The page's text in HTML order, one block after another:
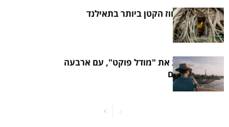
הכירו את המחוז הקטן ביותר בתאילנד
תאילנד בוחנת את "מודל פוקט", עם ארבעה
תיירים צרפתים